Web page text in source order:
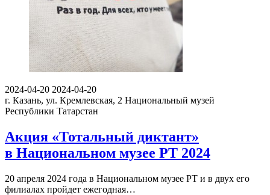
2024-04-20 2024-04-20
г. Казань, ул. Кремлевская, 2 Национальный музей
Республики Татарстан
Акция «Тотальный диктант»
в Национальном музее РТ 2024
20 апреля 2024 года в Национальном музее РТ и в двух его
филиалах пройдет ежегодная…